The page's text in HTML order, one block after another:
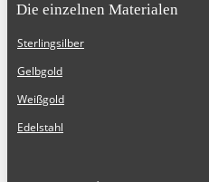
Die einzelnen Materialen
Sterlingsilber
Gelbgold
Weißgold
Edelstahl